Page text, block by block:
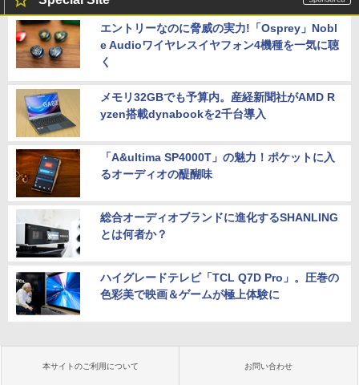
エントリーなのに脅威の実力!「Osprey」Nobl
e Audioワイヤレスイヤフォン4機種を一気に聴
く
メモリ32GBでも予算内。産経新聞社がAMD R
yzen搭載dynabookを2千台導入
「A&ultima SP4000T」の魅力！ポケットに入
るオーディオの醍醐味
総合オーディオブランドに進化するSHANLING
とは何者か？
ハイグレードテレビ「TCL Q7D Pro」。圧巻の
色彩美で映画＆ゲームが極上体験に
本サイトのご利用について お問い合わせ